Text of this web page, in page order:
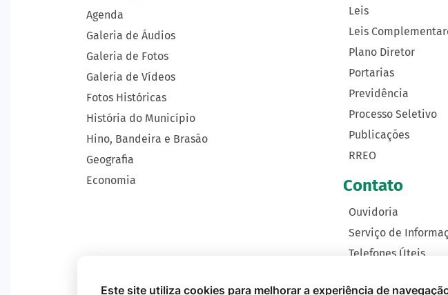
Agenda
Galeria de Áudios
Galeria de Fotos
Galeria de Vídeos
Fotos Históricas
História do Município
Hino, Bandeira e Brasão
Geografia
Economia
Leis
Leis
Plano Diretor
Portarias
Previdência
Processo Seletivo
Publicações
RREO
Contato
Ouvidoria
Serviço de
Telefones Úteis
Este site utiliza cookies para melhorar a experiência de